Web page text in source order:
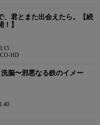
、君とまた出会えたら。【続
】
HD
脳〜邪悪なる鉄のイメー